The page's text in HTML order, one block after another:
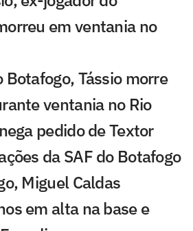
em ventania no
Tássio morre
ventania no Rio
pedido de Textor
da SAF do Botafogo
Miguel Caldas
em alta na base e